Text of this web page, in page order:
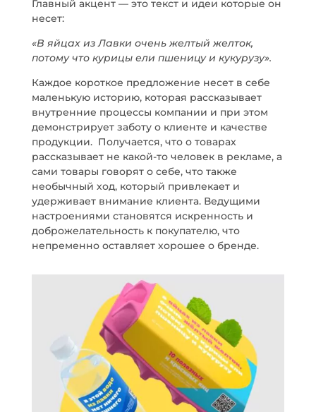
Главный акцент — это текст и идеи которые он
несет:
«В яйцах из Лавки очень желтый желток,
потому что курицы ели пшеницу и кукурузу».
Каждое короткое предложение несет в себе
маленькую историю, которая рассказывает
внутренние процессы компании и при этом
демонстрирует заботу о клиенте и качестве
продукции. Получается, что о товарах
рассказывает не какой-то человек в рекламе, а
сами товары говорят о себе, что также
необычный ход, который привлекает и
удерживает внимание клиента. Ведущими
настроениями становятся искренность и
доброжелательность к покупателю, что
непременно оставляет хорошее о бренде.